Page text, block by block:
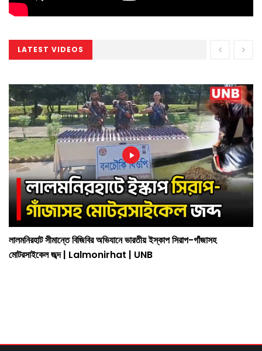
LATEST VIDEOS
লালমনিরহাট সীমান্তে বিজিবির অভিযানে ভারতীয় ইস্কাপ সিরাপ-গাঁজাসহ
মোটরসাইকেল জব্দ | Lalmonirhat | UNB